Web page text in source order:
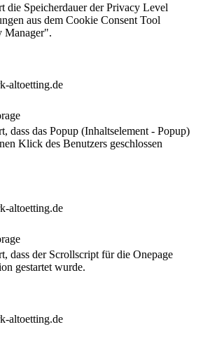
die Speicherdauer der Privacy Level
aus dem Cookie Consent Tool
Manager".
altoetting.de
dass das Popup (Inhaltselement - Popup)
Klick des Benutzers geschlossen
altoetting.de
dass der Scrollscript für die Onepage
gestartet wurde.
altoetting.de